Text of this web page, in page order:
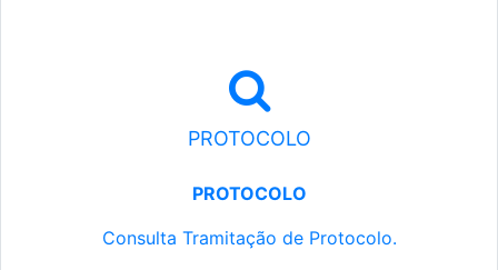
PROTOCOLO
PROTOCOLO
Consulta Tramitação de Protocolo.